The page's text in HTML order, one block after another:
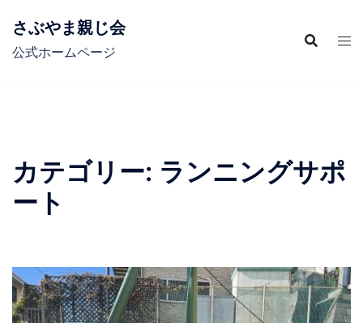
さぶやま親じ会
公式ホームページ
カテゴリー: ランニングサポ
ート